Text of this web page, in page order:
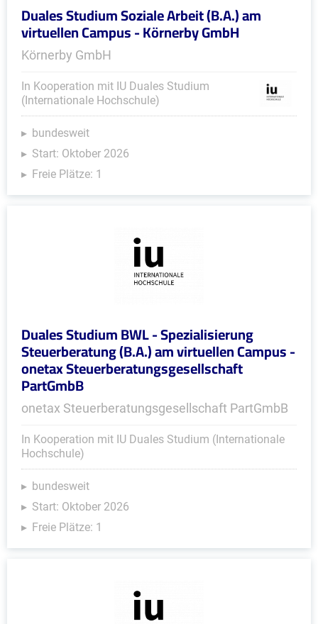
Duales Studium Soziale Arbeit (B.A.) am
virtuellen Campus - Körnerby GmbH
Körnerby GmbH
In Kooperation mit IU Duales Studium
(Internationale Hochschule)
bundesweit
Start: Oktober 2026
Freie Plätze: 1
Duales Studium BWL - Spezialisierung
Steuerberatung (B.A.) am virtuellen Campus -
onetax Steuerberatungsgesellschaft
PartGmbB
onetax Steuerberatungsgesellschaft PartGmbB
In Kooperation mit IU Duales Studium (Internationale
Hochschule)
bundesweit
Start: Oktober 2026
Freie Plätze: 1